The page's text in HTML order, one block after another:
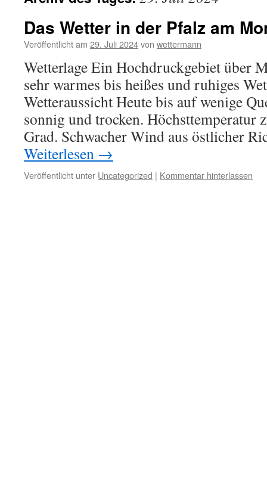
Das Wetter in der Pfalz am
Veröffentlicht am 29. Juli 2024von wettermann
Wetterlage Ein Hochdruckgebiet über
sehr warmes bis heißes und ruhiges
Wetteraussicht Heute bis auf wenige
sonnig und trocken. Höchsttemperatur
Grad. Schwacher Wind aus östlicher
Weiterlesen →
Veröffentlicht unter Uncategorized | Kommentar hinterlassen